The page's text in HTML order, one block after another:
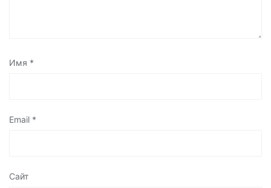
Имя *
Email *
Сайт